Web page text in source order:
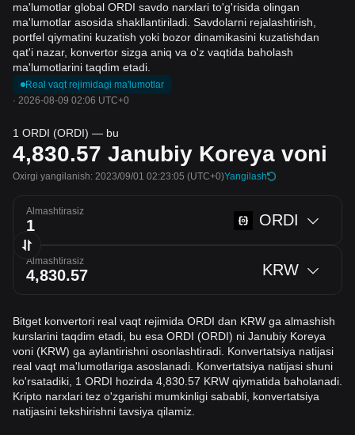
ma'lumotlar global ORDI savdo narxlari to'g'risida olingan
ma'lumotlar asosida shakllantiriladi. Savdolarni rejalashtirish,
portfel qiymatini kuzatish yoki bozor dinamikasini kuzatishdan
qat'i nazar, konvertor sizga aniq va o'z vaqtida baholash
ma'lumotlarini taqdim etadi.
Real vaqt rejimidagi ma'lumotlar
· 2026-08-09 02:06 UTC+0
1 ORDI (ORDI) — bu
4,830.57 Janubiy Koreya voni
Oxirgi yangilanish: 2023/09/01 02:23:05 (UTC+0)Yangilash
Almashtirasiz ORDI
Almashtirasiz KRW
Bitget konvertori real vaqt rejimida ORDI dan KRW ga almashish
kurslarini taqdim etadi, bu esa ORDI (ORDI) ni Janubiy Koreya
voni (KRW) ga aylantirishni osonlashtiradi. Konvertatsiya natijasi
real vaqt ma'lumotlariga asoslanadi. Konvertatsiya natijasi shuni
ko'rsatadiki, 1 ORDI hozirda 4,830.57 KRW qiymatida baholanadi.
Kripto narxlari tez o'zgarishi mumkinligi sababli, konvertatsiya
natijasini tekshirishni tavsiya qilamiz.